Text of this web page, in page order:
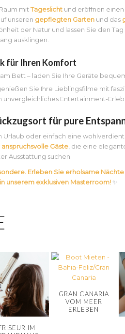
mitTageslichtund eröffnen einen
unseren gepflegten Gartenund das
der Natur und lassen Sie den
ausklingen.
für Ihren Komfort
Bett – laden Sie Ihre Geräte
Sie Ihre Lieblingsfilme mit
unvergleichliches Entertainment-
für pure
Urlaub oder einfach eine
Gäste, die eine
Ausstattung suchen.
Erleben Sie erholsame
unserem exklusiven Masterroom!✨
IM
GRAN CANARIA
VOM MEER
ERLEBEN